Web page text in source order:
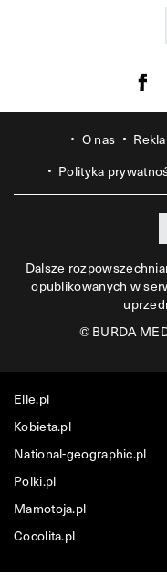
Visit
O nas
Polityka
Dalsze
opublikowanych w
©BURDA
Elle.pl
Kobieta.pl
National-geographic.pl
Polki.pl
Mamotoja.pl
Cocolita.pl